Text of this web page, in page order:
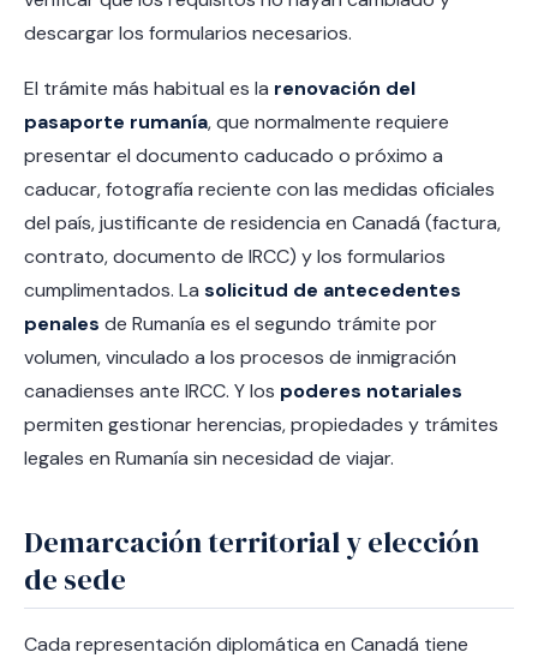
descargar los formularios necesarios.
El trámite más habitual es la renovación del
pasaporte rumanía, que normalmente requiere
presentar el documento caducado o próximo a
caducar, fotografía reciente con las medidas oficiales
del país, justificante de residencia en Canadá (factura,
contrato, documento de IRCC) y los formularios
cumplimentados. La solicitud de antecedentes
penales de Rumanía es el segundo trámite por
volumen, vinculado a los procesos de inmigración
canadienses ante IRCC. Y los poderes notariales
permiten gestionar herencias, propiedades y trámites
legales en Rumanía sin necesidad de viajar.
Demarcación territorial y elección
de sede
Cada representación diplomática en Canadá tiene